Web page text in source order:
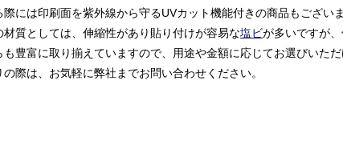
には印刷面を紫外線から守るUVカット機能付きの商品もございま
質としては、伸縮性があり貼り付けが容易な塩ビが多いですが
も豊富に取り揃えていますので、用途や金額に応じてお選びいただ
際は、お気軽に弊社までお問い合わせください。